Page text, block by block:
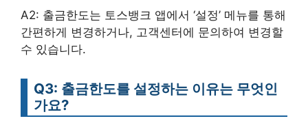
A2: 출금한도는 토스뱅크 앱에서 ‘설정’ 메뉴를 통해
간편하게 변경하거나, 고객센터에 문의하여 변경할
수 있습니다.
Q3: 출금한도를 설정하는 이유는 무엇인
가요?